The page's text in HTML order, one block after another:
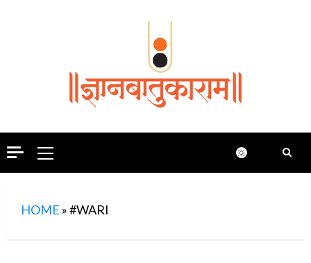
Primary
Menu
HOME »#WARI